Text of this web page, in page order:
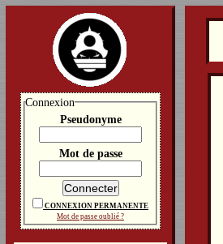
Connexion
Pseudonyme
Mot de passe
CONNEXION PERMANENTE
Mot de passe oublié ?